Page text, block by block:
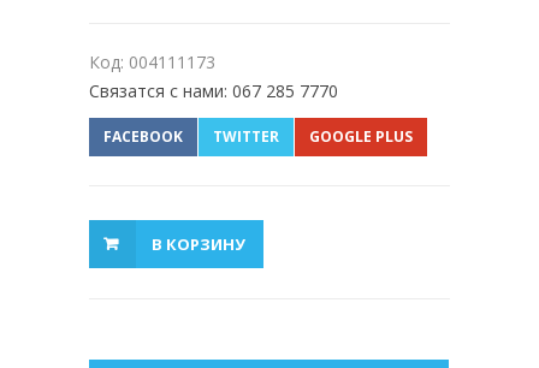
Код: 004111173
Связатся с нами: 067 285 7770
FACEBOOK TWITTER GOOGLE PLUS
В КОРЗИНУ